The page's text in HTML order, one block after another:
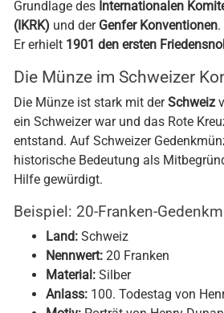
Grundlage des Internationalen
(IKRK) und der Genfer Konventionen.
Er erhielt 1901 den ersten
Die Münze im Schweizer
Die Münze ist stark mit der Schweiz
ein Schweizer war und das Rote
entstand. Auf Schweizer
historische Bedeutung als
Hilfe gewürdigt.
Beispiel: 20-Franken-
Land: Schweiz
Nennwert: 20 Franken
Material: Silber
Anlass: 100. Todestag von